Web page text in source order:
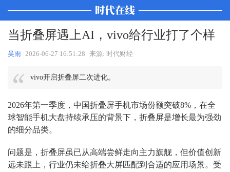
当折叠屏遇上AI，vivo给行业打了个样
吴雨 2026-06-27 16:51:28 来源: 时代财经
vivo开启折叠屏二次进化。
2026年第一季度，中国折叠屏手机市场份额突破8%，在全
球智能手机大盘持续承压的背景下，折叠屏是增长最为强劲
的细分品类。
问题是，折叠屏虽已从高端尝鲜走向主力旗舰，但价值创新
远未跟上，行业仍未给折叠大屏匹配到合适的应用场景。受